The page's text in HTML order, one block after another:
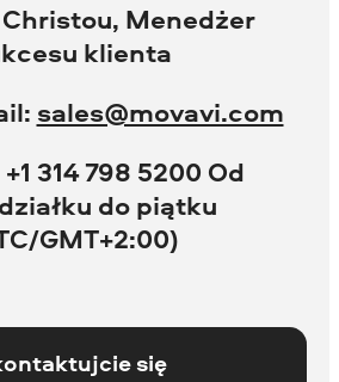
Menedżer
klienta
sales@movavi.com
314 798 5200 Od
do piątku
GMT+2:00)
się